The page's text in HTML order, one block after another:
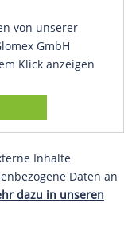
von unserer
GmbH
Klick anzeigen
Inhalte
Daten an
dazu in unseren